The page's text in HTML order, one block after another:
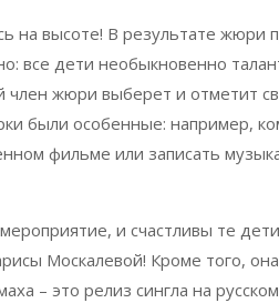
на высоте! В результате
все дети необыкновенно
жюри выберет и отметит
были особенные: например,
фильме или записать
и счастливы те
Москалевой! Кроме того,
– это релиз сингла на